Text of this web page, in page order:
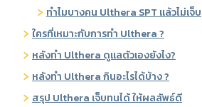
ทำไมบางคน Ulthera SPT แล้วไม่เจ็บ
ใครที่เหมาะกับการทำ Ulthera ?
หลังทำ Ulthera ดูแลตัวเองยังไง?
หลังทำ Ulthera กินอะไรได้บ้าง ?
สรุป Ulthera เจ็บทนได้ ให้ผลลัพธ์ดี